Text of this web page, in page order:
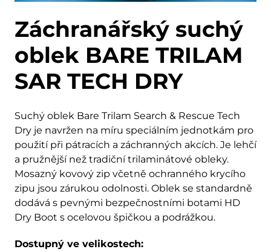
Záchranářský suchý
oblek BARE TRILAM
SAR TECH DRY
Suchý oblek Bare Trilam Search & Rescue Tech
Dry je navržen na míru speciálním jednotkám pro
použití při pátracích a záchranných akcích. Je lehčí
a pružnější než tradiční trilaminátové obleky.
Mosazný kovový zip včetně ochranného krycího
zipu jsou zárukou odolnosti. Oblek se standardně
dodává s pevnými bezpečnostními botami HD
Dry Boot s ocelovou špičkou a podrážkou.
Dostupný ve velikostech: